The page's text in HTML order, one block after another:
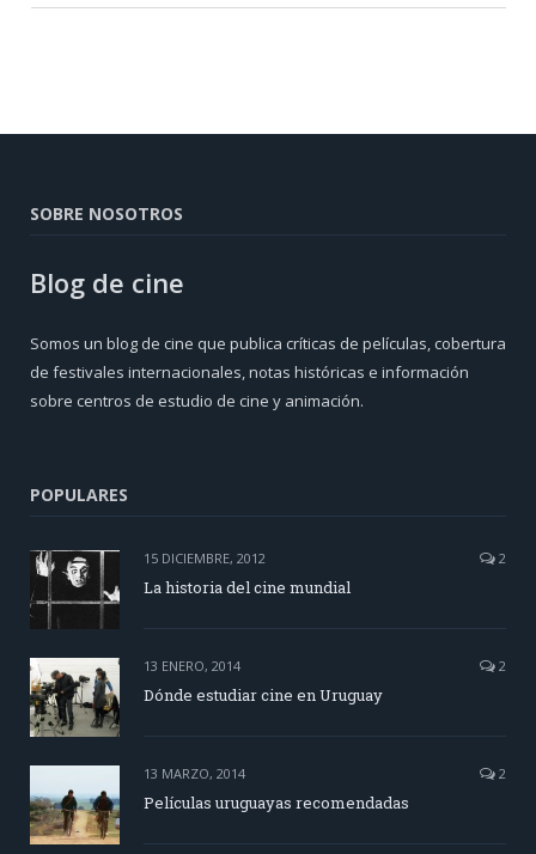
SOBRE NOSOTROS
Blog de cine
Somos un blog de cine que publica críticas de películas, cobertura
de festivales internacionales, notas históricas e información
sobre centros de estudio de cine y animación.
POPULARES
15 DICIEMBRE, 2012 2
La historia del cine mundial
13 ENERO, 2014 2
Dónde estudiar cine en Uruguay
13 MARZO, 2014 2
Películas uruguayas recomendadas